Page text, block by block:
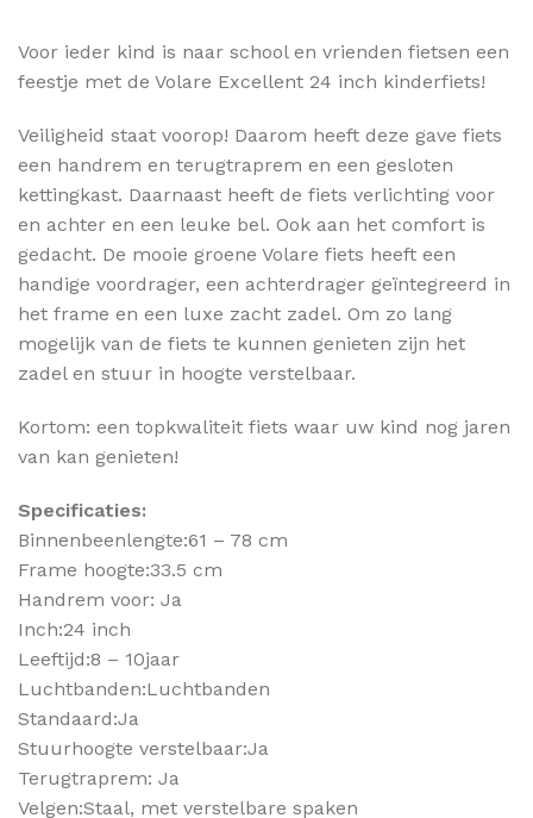
Voor ieder kind is naar school en vrienden fietsen een
feestje met de Volare Excellent 24 inch kinderfiets!
Veiligheid staat voorop! Daarom heeft deze gave fiets
een handrem en terugtraprem en een gesloten
kettingkast. Daarnaast heeft de fiets verlichting voor
en achter en een leuke bel. Ook aan het comfort is
gedacht. De mooie groene Volare fiets heeft een
handige voordrager, een achterdrager geïntegreerd in
het frame en een luxe zacht zadel. Om zo lang
mogelijk van de fiets te kunnen genieten zijn het
zadel en stuur in hoogte verstelbaar.
Kortom: een topkwaliteit fiets waar uw kind nog jaren
van kan genieten!
Specificaties:
Binnenbeenlengte:61 – 78 cm
Frame hoogte:33.5 cm
Handrem voor: Ja
Inch:24 inch
Leeftijd:8 – 10jaar
Luchtbanden:Luchtbanden
Standaard:Ja
Stuurhoogte verstelbaar:Ja
Terugtraprem: Ja
Velgen:Staal, met verstelbare spaken